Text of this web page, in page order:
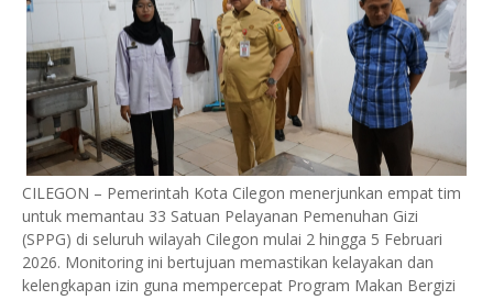
CILEGON – Pemerintah Kota Cilegon menerjunkan empat tim
untuk memantau 33 Satuan Pelayanan Pemenuhan Gizi
(SPPG) di seluruh wilayah Cilegon mulai 2 hingga 5 Februari
2026. Monitoring ini bertujuan memastikan kelayakan dan
kelengkapan izin guna mempercepat Program Makan Bergizi